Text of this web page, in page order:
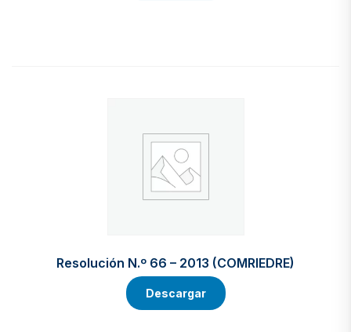
Resolución N.º 66 – 2013 (COMRIEDRE)
Descargar